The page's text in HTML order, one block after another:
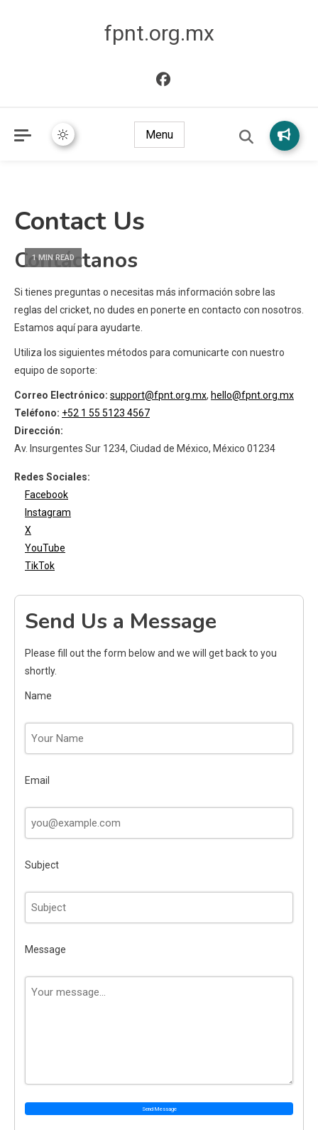
fpnt.org.mx
Menu
Contact Us
1 MIN READ
Contáctanos
Si tienes preguntas o necesitas más información sobre las
reglas del cricket, no dudes en ponerte en contacto con nosotros.
Estamos aquí para ayudarte.
Utiliza los siguientes métodos para comunicarte con nuestro
equipo de soporte:
Correo Electrónico: support@fpnt.org.mx, hello@fpnt.org.mx
Teléfono: +52 1 55 5123 4567
Dirección:
Av. Insurgentes Sur 1234, Ciudad de México, México 01234
Redes Sociales:
Facebook
Instagram
X
YouTube
TikTok
Send Us a Message
Please fill out the form below and we will get back to you
shortly.
Name
Email
Subject
Message
Send Message